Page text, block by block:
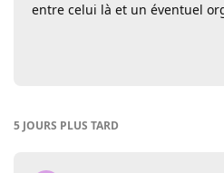
entre celui là et un éventuel
5 JOURS PLUS TARD